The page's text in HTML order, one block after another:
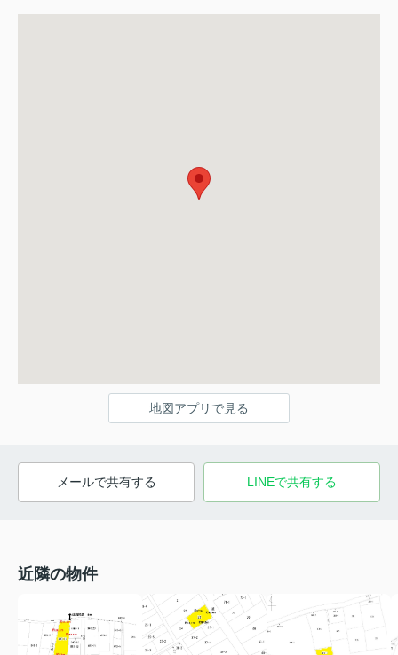
地図アプリで見る
メールで共有する LINEで共有する
近隣の物件